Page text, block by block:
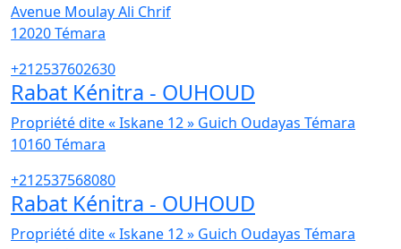
Avenue Moulay Ali Chrif
12020Témara
+212537602630
Rabat Kénitra - OUHOUD
Propriété dite « Iskane 12 » Guich Oudayas Témara
10160Témara
+212537568080
Rabat Kénitra - OUHOUD
Propriété dite « Iskane 12 » Guich Oudayas Témara